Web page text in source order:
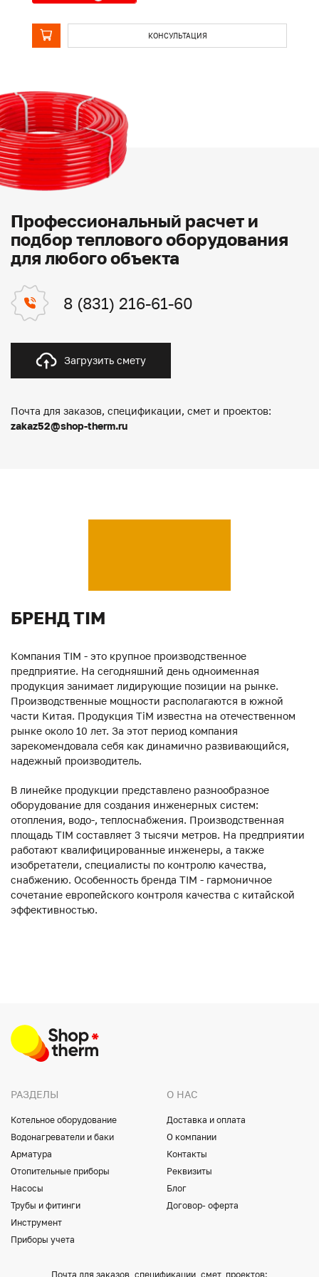
КОНСУЛЬТАЦИЯ
Профессиональный расчет и
подбор теплового оборудования
для любого объекта
8 (831) 216-61-60
Загрузить смету
Почта для заказов, спецификации, смет и проектов:
zakaz52@shop-therm.ru
БРЕНД TIM
Компания TIM - это крупное производственное
предприятие. На сегодняшний день одноименная
продукция занимает лидирующие позиции на рынке.
Производственные мощности располагаются в южной
части Китая. Продукция ТiM известна на отечественном
рынке около 10 лет. За этот период компания
зарекомендовала себя как динамично развивающийся,
надежный производитель.
В линейке продукции представлено разнообразное
оборудование для создания инженерных систем:
отопления, водо-, теплоснабжения. Производственная
площадь TIM составляет 3 тысячи метров. На предприятии
работают квалифицированные инженеры, а также
изобретатели, специалисты по контролю качества,
снабжению. Особенность бренда TIM - гармоничное
сочетание европейского контроля качества с китайской
эффективностью.
РАЗДЕЛЫ
Котельное оборудование
Водонагреватели и баки
Арматура
Отопительные приборы
Насосы
Трубы и фитинги
Инструмент
Приборы учета
О НАС
Доставка и оплата
О компании
Контакты
Реквизиты
Блог
Договор- оферта
Почта для заказов, спецификации, смет, проектов: